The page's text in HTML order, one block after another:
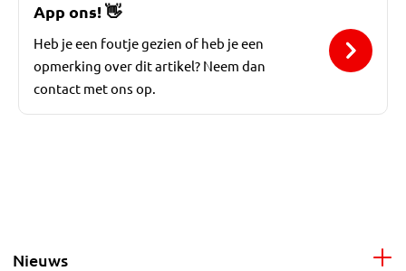
App ons!👋
Heb je een foutje gezien of heb je een
opmerking over dit artikel? Neem dan
contact met ons op.
Nieuws